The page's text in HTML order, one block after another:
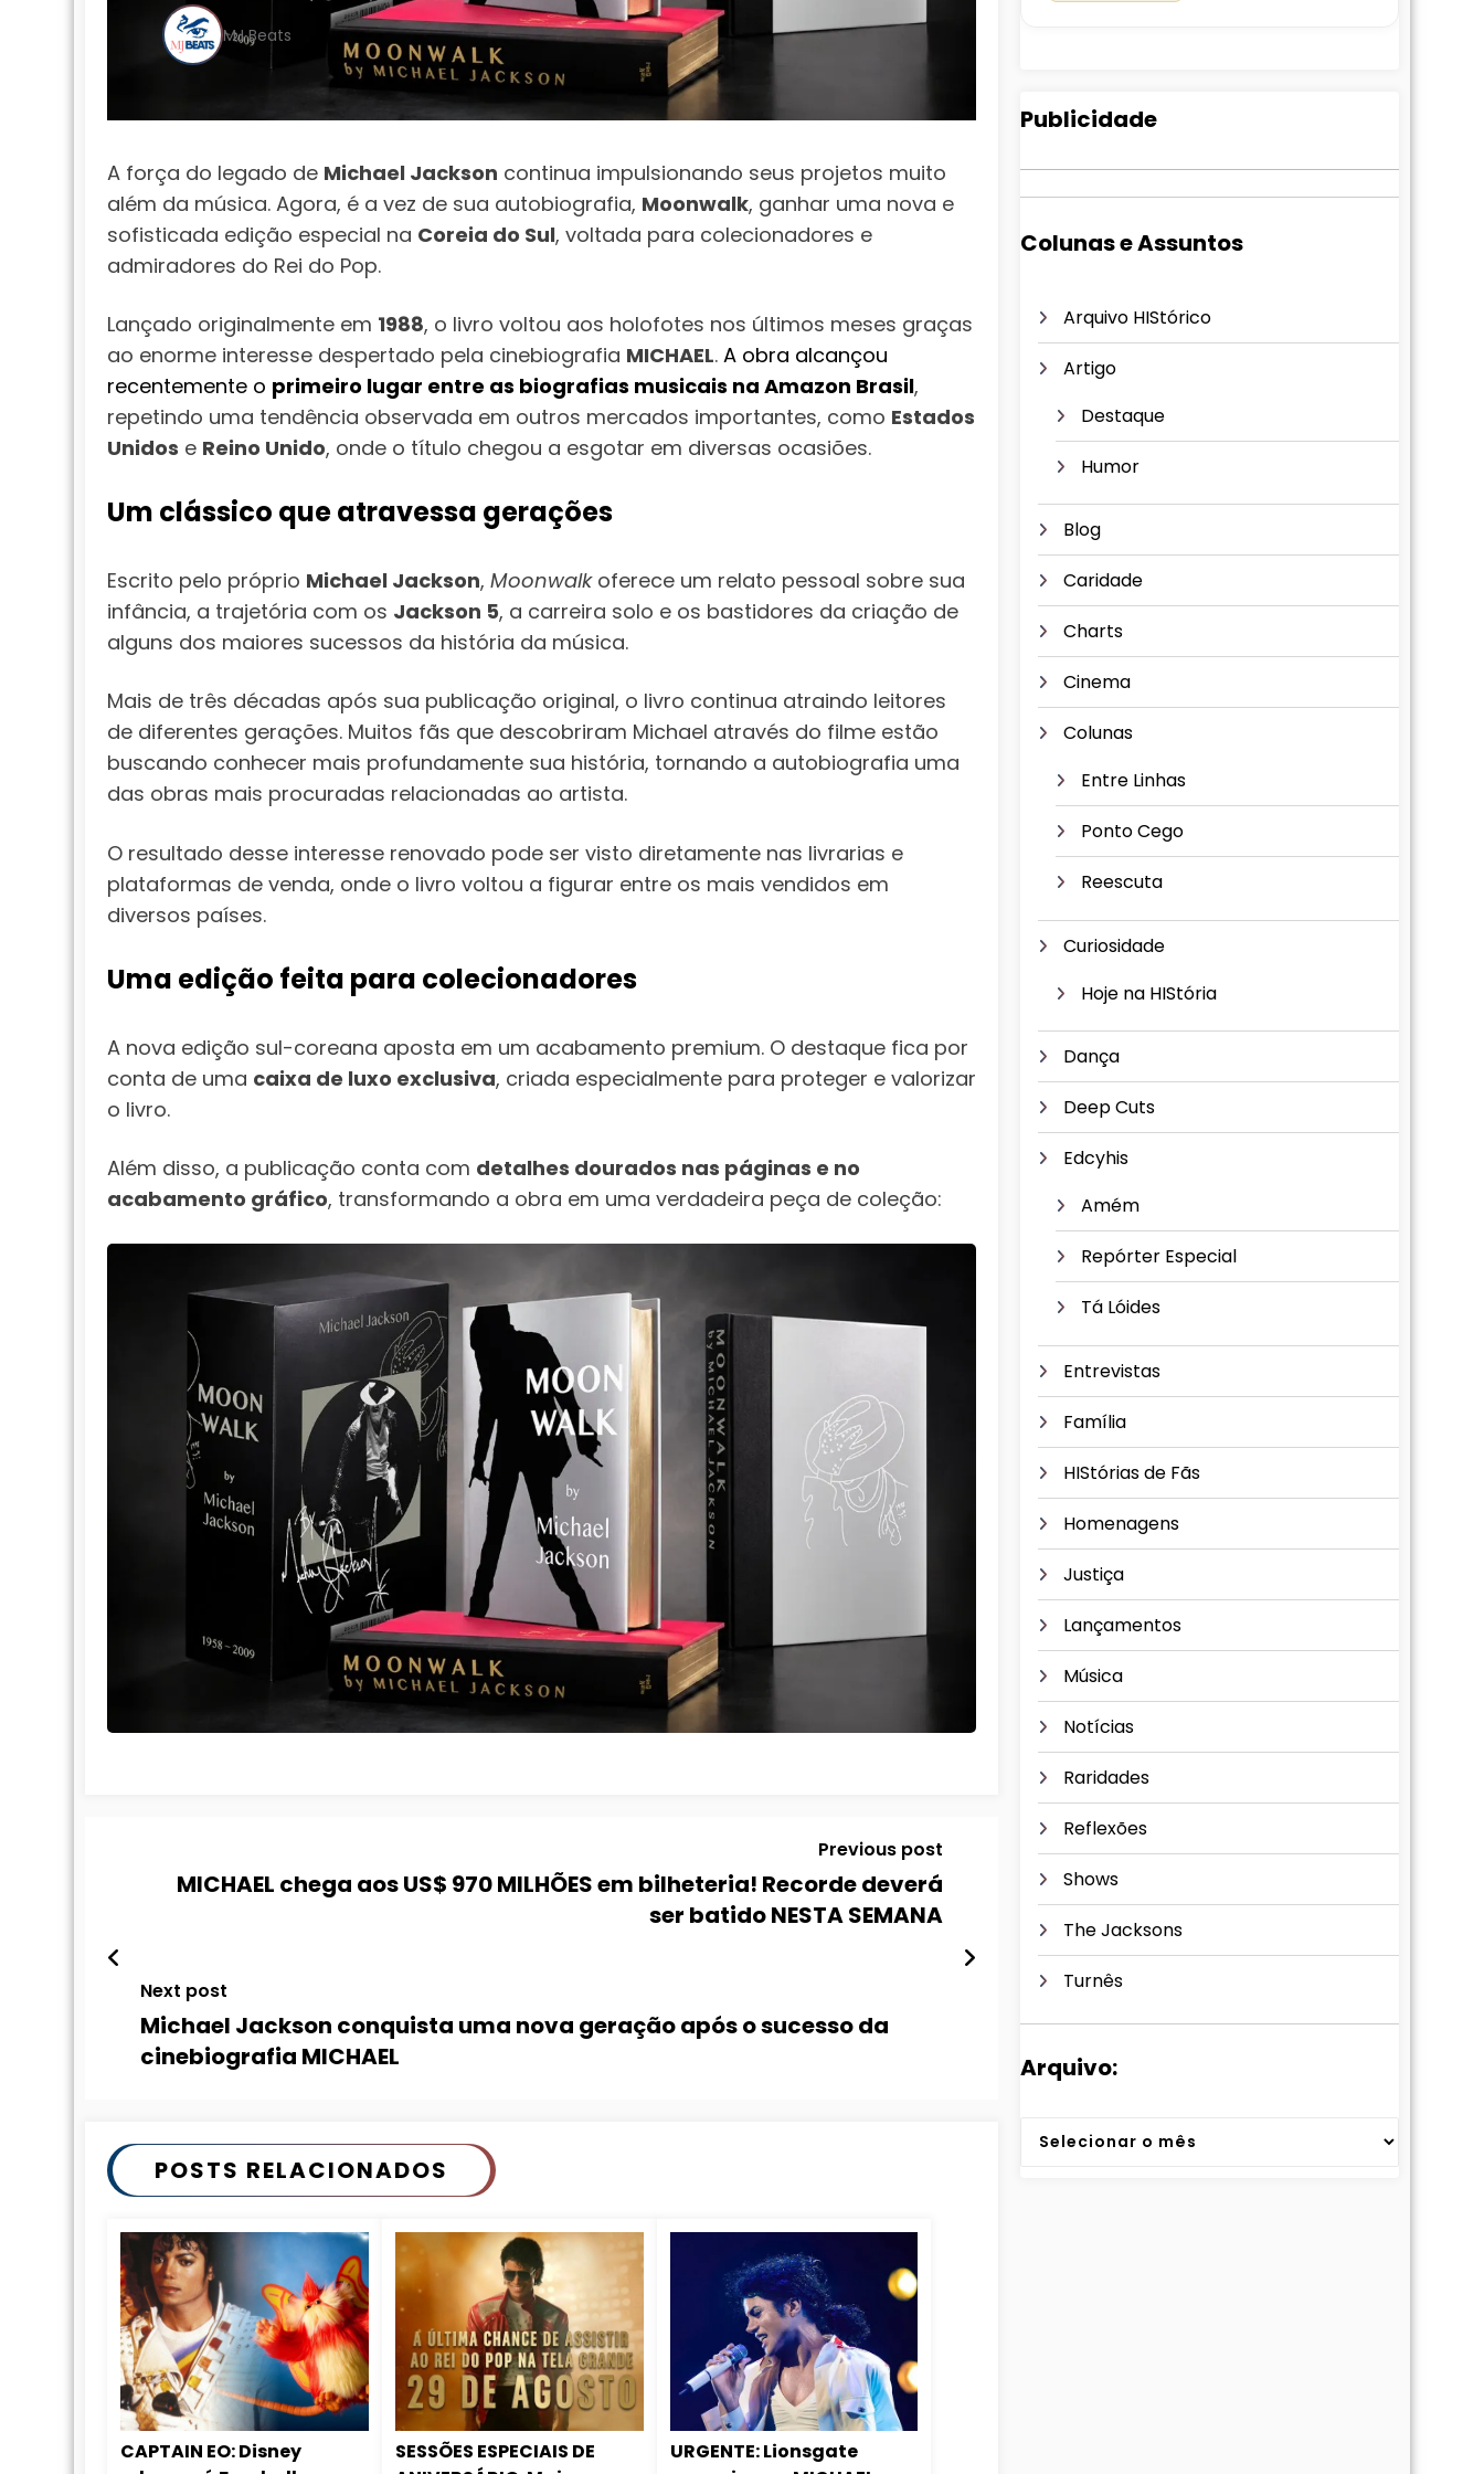
MJ Beats
A força do legado de Michael Jackson continua impulsionando seus projetos muito
além da música. Agora, é a vez de sua autobiografia, Moonwalk, ganhar uma nova e
sofisticada edição especial na Coreia do Sul, voltada para colecionadores e
admiradores do Rei do Pop.
Lançado originalmente em 1988, o livro voltou aos holofotes nos últimos meses graças
ao enorme interesse despertado pela cinebiografia MICHAEL. A obra alcançou
recentemente o primeiro lugar entre as biografias musicais na Amazon Brasil,
repetindo uma tendência observada em outros mercados importantes, como Estados
Unidos e Reino Unido, onde o título chegou a esgotar em diversas ocasiões.
Um clássico que atravessa gerações
Escrito pelo próprio Michael Jackson, Moonwalkoferece um relato pessoal sobre sua
infância, a trajetória com os Jackson 5, a carreira solo e os bastidores da criação de
alguns dos maiores sucessos da história da música.
Mais de três décadas após sua publicação original, o livro continua atraindo leitores
de diferentes gerações. Muitos fãs que descobriram Michael através do filme estão
buscando conhecer mais profundamente sua história, tornando a autobiografia uma
das obras mais procuradas relacionadas ao artista.
O resultado desse interesse renovado pode ser visto diretamente nas livrarias e
plataformas de venda, onde o livro voltou a figurar entre os mais vendidos em
diversos países.
Uma edição feita para colecionadores
A nova edição sul-coreana aposta em um acabamento premium. O destaque fica por
conta de uma caixa de luxo exclusiva, criada especialmente para proteger e valorizar
o livro.
Além disso, a publicação conta com detalhes dourados nas páginas e no
acabamento gráfico, transformando a obra em uma verdadeira peça de coleção:
Previous post
MICHAEL chega aos US$ 970 MILHÕES em bilheteria! Recorde deverá
ser batido NESTA SEMANA
Next post
Michael Jackson conquista uma nova geração após o sucesso da
cinebiografia MICHAEL
POSTS RELACIONADOS
CAPTAIN EO: Disney
SESSÕES ESPECIAIS DE
URGENTE: Lionsgate
Publicidade
Colunas e Assuntos
Arquivo HIStórico
Artigo
Destaque
Humor
Blog
Caridade
Charts
Cinema
Colunas
Entre Linhas
Ponto Cego
Reescuta
Curiosidade
Hoje na HIStória
Dança
Deep Cuts
Edcyhis
Amém
Repórter Especial
Tá Lóides
Entrevistas
Família
HIStórias de Fãs
Homenagens
Justiça
Lançamentos
Música
Notícias
Raridades
Reflexões
Shows
The Jacksons
Turnês
Arquivo:
Arquivos